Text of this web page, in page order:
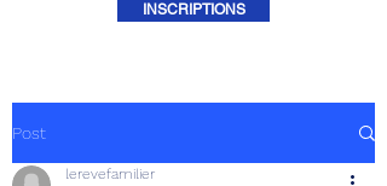
INSCRIPTIONS
Post
lerevefamilier